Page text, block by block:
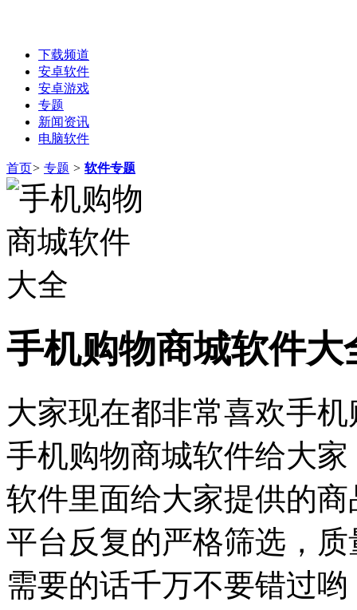
下载频道
安卓软件
安卓游戏
专题
新闻资讯
电脑软件
首页> 专题 > 软件专题
手机购物商城软件大
大家现在都非常喜欢手
手机购物商城软件给大
软件里面给大家提供的
平台反复的严格筛选，
需要的话千万不要错过